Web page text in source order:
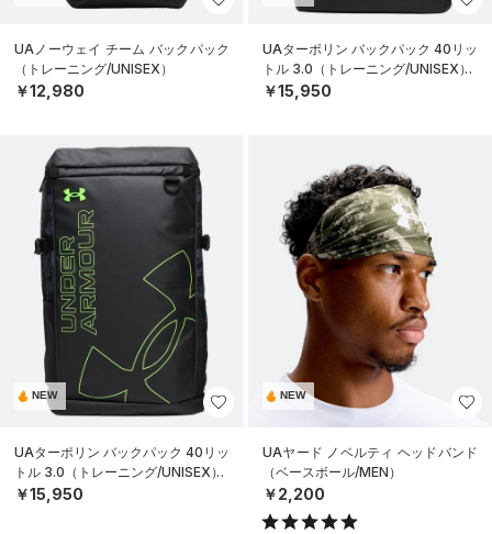
UAノーウェイ チーム バックパック
（トレーニング/UNISEX）
￥12,980
UAターポリン バックパック 40リッ
トル 3.0（トレーニング/UNISEX）
￥15,950
NEW
UAターポリン バックパック 40リッ
トル 3.0（トレーニング/UNISEX）
￥15,950
NEW
UAヤード ノベルティ ヘッドバンド
（ベースボール/MEN）
￥2,200